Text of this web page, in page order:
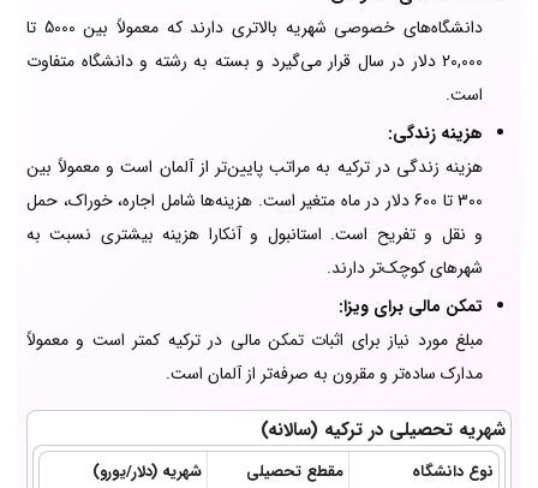
دانشگاه‌های خصوصی شهریه بالاتری دارند که معمولاً بین 5000 تا
20,000 دلار در سال قرار می‌گیرد و بسته به رشته و دانشگاه متفاوت
است.
هزینه زندگی:
هزینه زندگی در ترکیه به مراتب پایین‌تر از آلمان است و معمولاً بین
300 تا 600 دلار در ماه متغیر است. هزینه‌ها شامل اجاره، خوراک، حمل
و نقل و تفریح است. استانبول و آنکارا هزینه بیشتری نسبت به
شهرهای کوچک‌تر دارند.
تمکن مالی برای ویزا:
مبلغ مورد نیاز برای اثبات تمکن مالی در ترکیه کمتر است و معمولاً
مدارک ساده‌تر و مقرون به صرفه‌تر از آلمان است.
شهریه تحصیلی در ترکیه (سالانه)
نوع دانشگاه مقطع تحصیلی
شهریه (دلار/یورو)